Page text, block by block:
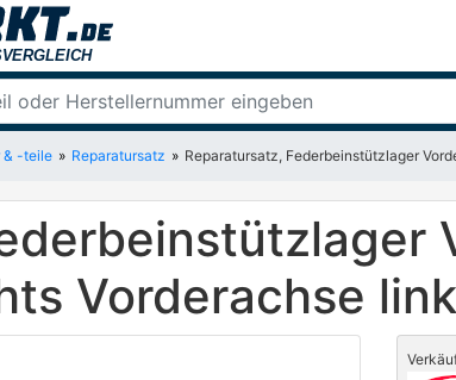
& -teile Reparatursatz Reparatursatz, Federbeinstützlager
Vorderachse